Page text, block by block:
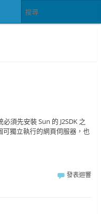
須先安裝 Sun 的 J2SDK 之
獨立執行的網頁伺服器，也
發表迴響